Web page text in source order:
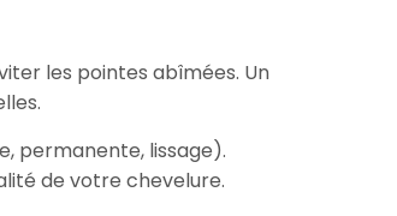
les pointes abîmées. Un
permanente, lissage).
de votre chevelure.